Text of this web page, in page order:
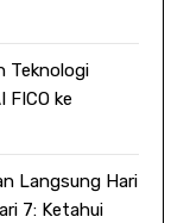
Teknologi
FICO ke
Langsung Hari
7: Ketahui